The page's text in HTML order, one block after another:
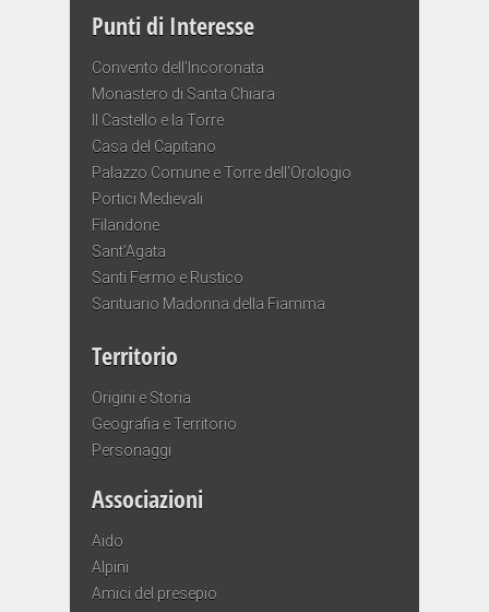
Punti di Interesse
Convento dell’Incoronata
Monastero di Santa Chiara
Il Castello e la Torre
Casa del Capitano
Palazzo Comune e Torre dell’Orologio
Portici Medievali
Filandone
Sant’Agata
Santi Fermo e Rustico
Santuario Madonna della Fiamma
Territorio
Origini e Storia
Geografia e Territorio
Personaggi
Associazioni
Aido
Alpini
Amici del presepio